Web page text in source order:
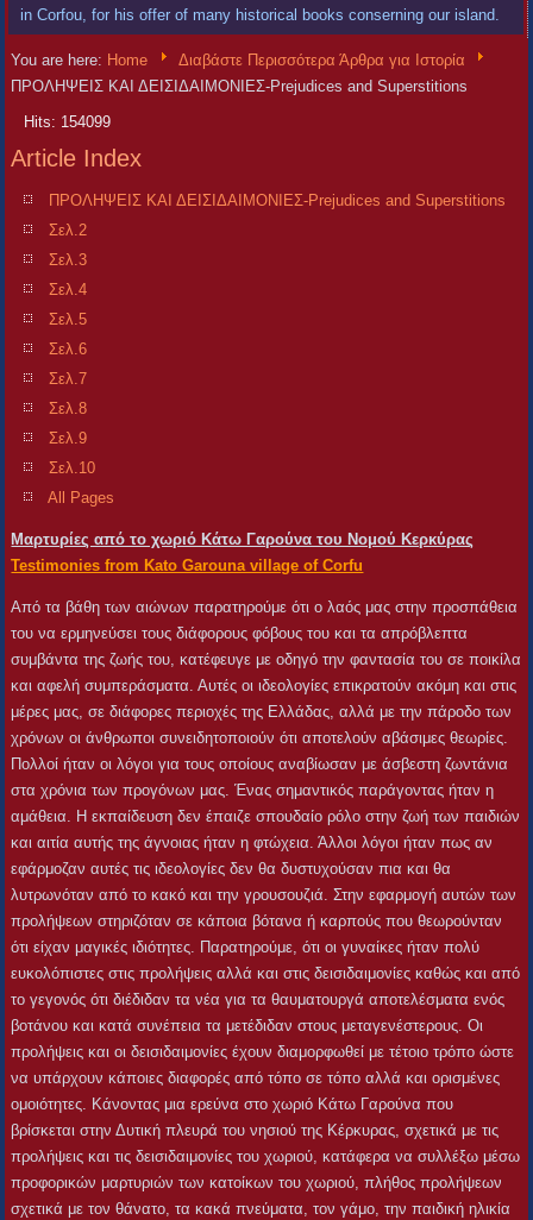
in Corfou, for his offer of many historical books conserning our island.
You are here: Home
Διαβάστε Περισσότερα Άρθρα για Ιστορία
ΠΡΟΛΗΨΕΙΣ ΚΑΙ ΔΕΙΣΙΔΑΙΜΟΝΙΕΣ-Prejudices and Superstitions
Hits: 154099
Article Index
ΠΡΟΛΗΨΕΙΣ ΚΑΙ ΔΕΙΣΙΔΑΙΜΟΝΙΕΣ-Prejudices and Superstitions
Σελ.2
Σελ.3
Σελ.4
Σελ.5
Σελ.6
Σελ.7
Σελ.8
Σελ.9
Σελ.10
All Pages
Μαρτυρίες από το χωριό Κάτω Γαρούνα του Νομού Κερκύρας
Testimonies from Kato Garouna village of Corfu
Από τα βάθη των αιώνων παρατηρούμε ότι ο λαός μας στην προσπάθεια
του να ερμηνεύσει τους διάφορους φόβους του και τα απρόβλεπτα
συμβάντα της ζωής του, κατέφευγε με οδηγό την φαντασία του σε ποικίλα
και αφελή συμπεράσματα. Αυτές οι ιδεολογίες επικρατούν ακόμη και στις
μέρες μας, σε διάφορες περιοχές της Ελλάδας, αλλά με την πάροδο των
χρόνων οι άνθρωποι συνειδητοποιούν ότι αποτελούν αβάσιμες θεωρίες.
Πολλοί ήταν οι λόγοι για τους οποίους αναβίωσαν με άσβεστη ζωντάνια
στα χρόνια των προγόνων μας. Ένας σημαντικός παράγοντας ήταν η
αμάθεια. Η εκπαίδευση δεν έπαιζε σπουδαίο ρόλο στην ζωή των παιδιών
και αιτία αυτής της άγνοιας ήταν η φτώχεια. Άλλοι λόγοι ήταν πως αν
εφάρμοζαν αυτές τις ιδεολογίες δεν θα δυστυχούσαν πια και θα
λυτρωνόταν από το κακό και την γρουσουζιά. Στην εφαρμογή αυτών των
προλήψεων στηριζόταν σε κάποια βότανα ή καρπούς που θεωρούνταν
ότι είχαν μαγικές ιδιότητες. Παρατηρούμε, ότι οι γυναίκες ήταν πολύ
ευκολόπιστες στις προλήψεις αλλά και στις δεισιδαιμονίες καθώς και από
το γεγονός ότι διέδιδαν τα νέα για τα θαυματουργά αποτελέσματα ενός
βοτάνου και κατά συνέπεια τα μετέδιδαν στους μεταγενέστερους. Οι
προλήψεις και οι δεισιδαιμονίες έχουν διαμορφωθεί με τέτοιο τρόπο ώστε
να υπάρχουν κάποιες διαφορές από τόπο σε τόπο αλλά και ορισμένες
ομοιότητες. Κάνοντας μια ερεύνα στο χωριό Κάτω Γαρούνα που
βρίσκεται στην Δυτική πλευρά του νησιού της Κέρκυρας, σχετικά με τις
προλήψεις και τις δεισιδαιμονίες του χωριού, κατάφερα να συλλέξω μέσω
προφορικών μαρτυριών των κατοίκων του χωριού, πλήθος προλήψεων
σχετικά με τον θάνατο, τα κακά πνεύματα, τον γάμο, την παιδική ηλικία